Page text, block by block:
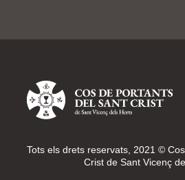
Tots els drets reservats, 2021 ©
Crist de Sant Vicenç